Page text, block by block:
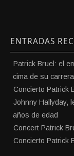
ENTRADAS
Patrick Bruel: el
cima de su
Concierto Patrick
Johnny Hallyday,
años de edad
Concert Patrick
Concierto Patrick